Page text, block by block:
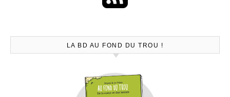
LA BD AU FOND DU TROU !